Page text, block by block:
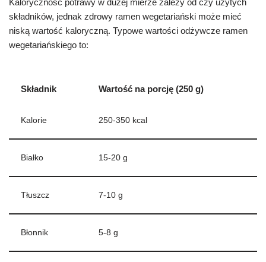
Kaloryczność potrawy w dużej mierze zależy od czy użytych
składników, jednak zdrowy ramen wegetariański może mieć
niską wartość kaloryczną. Typowe wartości odżywcze ramen
wegetariańskiego to:
Składnik Wartość na porcję (250 g)
Kalorie 250-350 kcal
Białko 15-20 g
Tłuszcz 7-10 g
Błonnik 5-8 g